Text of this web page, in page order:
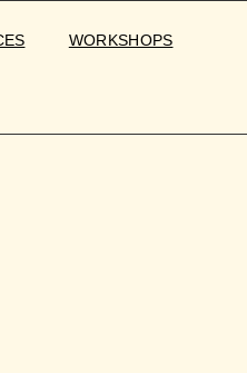
WORKSHOPS